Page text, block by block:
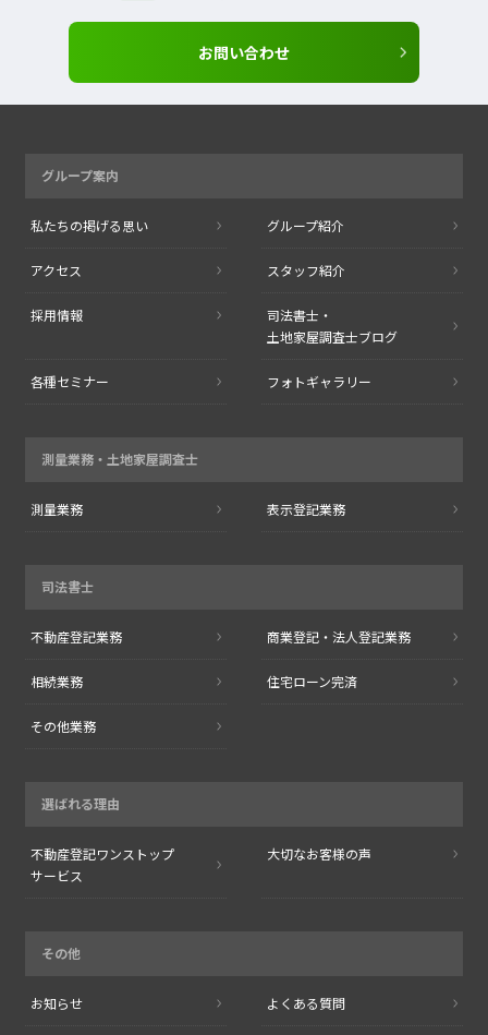
お問い合わせ
グループ案内
私たちの掲げる思い グループ紹介
アクセス スタッフ紹介
採用情報
司法書士・
土地家屋調査士ブログ
各種セミナー フォトギャラリー
測量業務・ 土地家屋調査士
測量業務 表示登記業務
司法書士
不動産登記業務 商業登記・法人登記業務
相続業務 住宅ローン完済
その他業務
選ばれる理由
不動産登記ワンストップ
サービス
大切なお客様の声
その他
お知らせ よくある質問